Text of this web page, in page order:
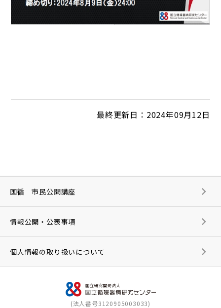
最終更新日：2024年09月12日
(法人番号3120905003033)
国循 市民公開講座
情報公開・公表事項
個人情報の取り扱いについて